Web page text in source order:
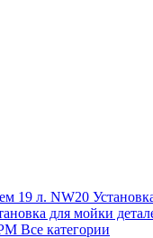
19 л. NW20
для мойки
Все категории